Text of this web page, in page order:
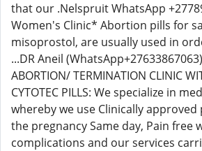
that our .Nelspruit WhatsApp
Women's Clinic* Abortion pills for
misoprostol, are usually used in
...DR Aneil
ABORTION/ TERMINATION CLINIC
CYTOTEC PILLS: We specialize in
whereby we use Clinically
the pregnancy Same day, Pain free
complications and our services